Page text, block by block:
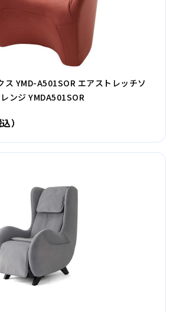
ス YMD-A501SOR エアストレッチソ
ンジ YMDA501SOR
）